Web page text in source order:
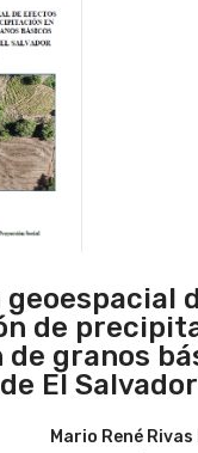
de
granos
El
Mario René